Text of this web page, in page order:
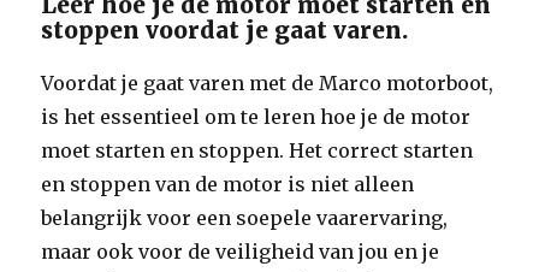
stoppen voordat je gaat varen.
Voordat je gaat varen met de Marco motorboot,
is het essentieel om te leren hoe je de motor
moet starten en stoppen. Het correct starten
en stoppen van de motor is niet alleen
belangrijk voor een soepele vaarervaring,
maar ook voor de veiligheid van jou en je